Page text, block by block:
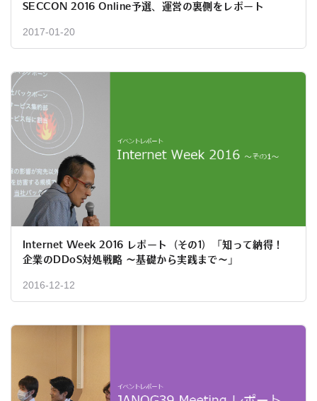
SECCON 2016 Online予選、運営の裏側をレポート
2017-01-20
Internet Week 2016 レポート（その1）「知って納得！
企業のDDoS対処戦略 ～基礎から実践まで～」
2016-12-12